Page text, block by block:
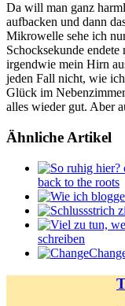
Da will man ganz
aufbacken und dann
Mikrowelle sehe ich
Schocksekunde
irgendwie mein Hirn
jeden Fall nicht, wie
Glück im
alles wieder gut. Aber
Ähnliche Artikel
back to the roots
schreiben